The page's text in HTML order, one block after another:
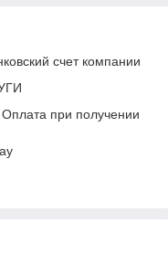
счет компании
при получении